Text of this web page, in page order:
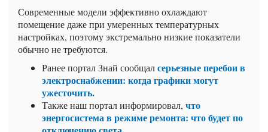
Современные модели эффективно охлаждают
помещение даже при умеренных температурных
настройках, поэтому экстремально низкие показатели
обычно не требуются.
Ранее портал Знай сообщалсерьезные перебои в
электроснабжении: когда графики могут
ужесточить.
Также наш портал информировал, что
энергосистема в режиме ремонта: что будет по